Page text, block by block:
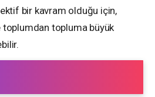
bir kavram olduğu için,
toplumdan topluma büyük